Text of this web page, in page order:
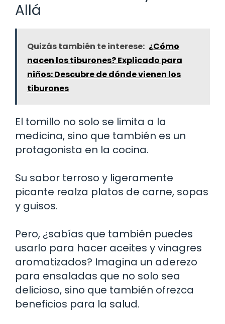
Allá
Quizás también te interese: ¿Cómo
nacen los tiburones? Explicado para
niños: Descubre de dónde vienen los
tiburones
El tomillo no solo se limita a la
medicina, sino que también es un
protagonista en la cocina.
Su sabor terroso y ligeramente
picante realza platos de carne, sopas
y guisos.
Pero, ¿sabías que también puedes
usarlo para hacer aceites y vinagres
aromatizados? Imagina un aderezo
para ensaladas que no solo sea
delicioso, sino que también ofrezca
beneficios para la salud.